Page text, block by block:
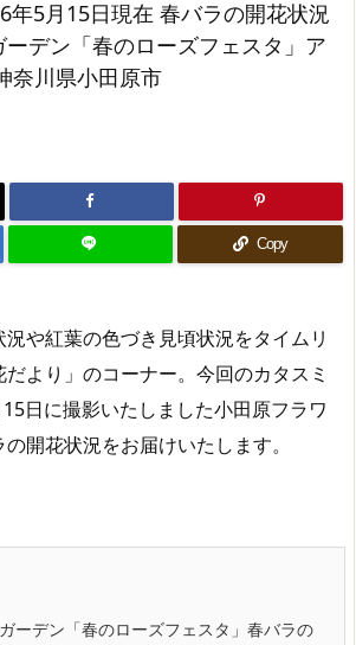
年5月15日現在 春バラの開花状況
デン「春のローズフェスタ」ア
奈川県小田原市
Copy
や紅葉の色づき見頃状況をタイムリ
より」のコーナー。今回のカタスミ
日に撮影いたしました小田原フラワ
開花状況をお届けいたします。
ーデン「春のローズフェスタ」春バラの